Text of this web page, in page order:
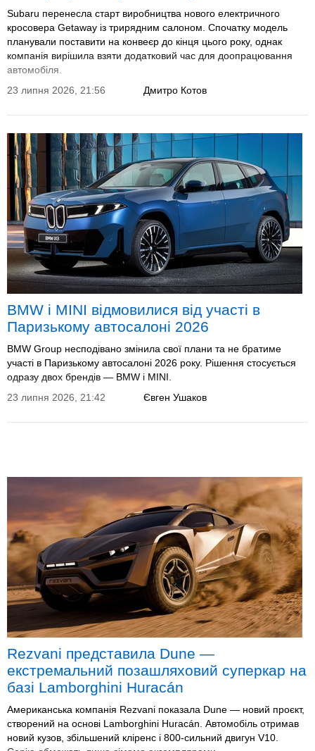
Subaru перенесла старт виробництва нового електричного
кросовера Getaway із трирядним салоном. Спочатку модель
планували поставити на конвеєр до кінця цього року, однак
компанія вирішила взяти додатковий час для доопрацювання
автомобіля.
Дмитро Котов
23 липня 2026, 21:56
BMW і MINI відмовилися від участі в
Паризькому автосалоні 2026
BMW Group несподівано змінила свої плани та не братиме
участі в Паризькому автосалоні 2026 року. Рішення стосується
одразу двох брендів — BMW і MINI.
Євген Ушаков
23 липня 2026, 21:42
Rezvani представила Dune —
екстремальний позашляховий суперкар на
базі Lamborghini Huracán
Американська компанія Rezvani показала Dune — новий проєкт,
створений на основі Lamborghini Huracán. Автомобіль отримав
новий кузов, збільшений кліренс і 800-сильний двигун V10.